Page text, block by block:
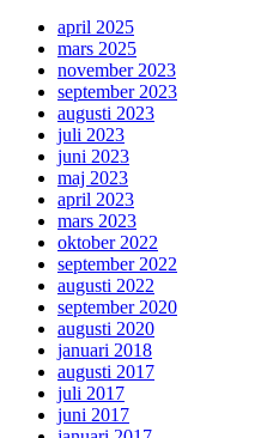
april 2025
mars 2025
november 2023
september 2023
augusti 2023
juli 2023
juni 2023
maj 2023
april 2023
mars 2023
oktober 2022
september 2022
augusti 2022
september 2020
augusti 2020
januari 2018
augusti 2017
juli 2017
juni 2017